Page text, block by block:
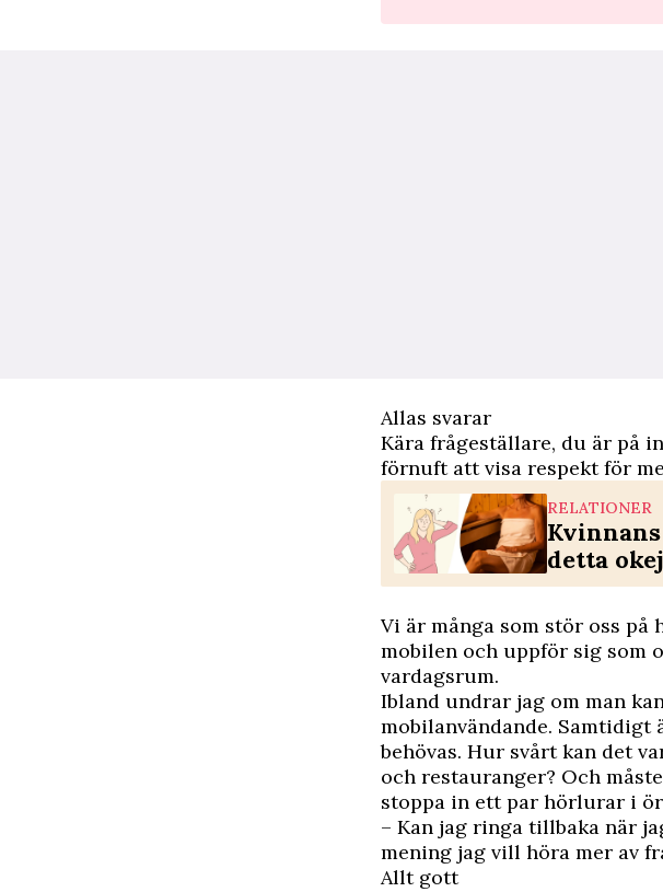
Allas svarar
Kära frågeställare, du är på
förnuft att visa respekt för
RELATIONER
detta
Vi är många som stör oss
mobilen och uppför sig som
vardagsrum.
Ibland undrar jag om man
mobilanvändande.
behövas. Hur svårt kan det
och restauranger? Och
stoppa in ett par hörlurar i
– Kan jag ringa tillbaka när
mening jag vill höra mer av
Allt gott